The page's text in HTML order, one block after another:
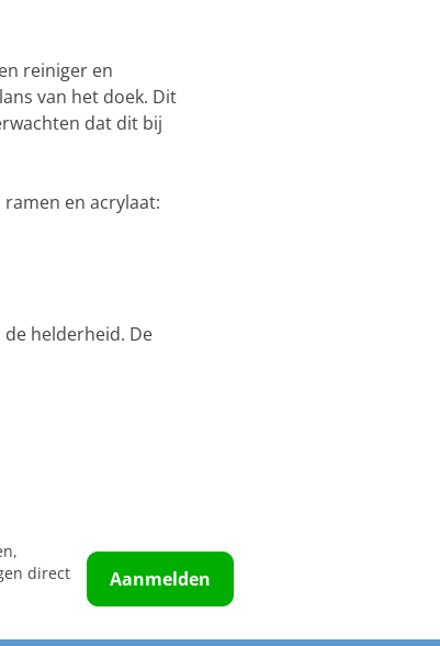
reiniger en
van het doek. Dit
dat dit bij
en acrylaat:
helderheid. De
direct
Aanmelden